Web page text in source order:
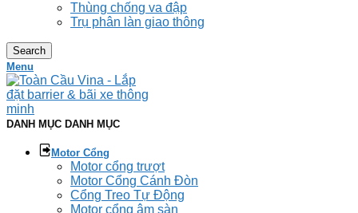
Thùng chống va đập
Trụ phân làn giao thông
Search
Menu
DANH MỤC DANH MỤC
Motor Cổng
Motor cổng trượt
Motor Cổng Cánh Đòn
Cổng Treo Tự Động
Motor cổng âm sàn